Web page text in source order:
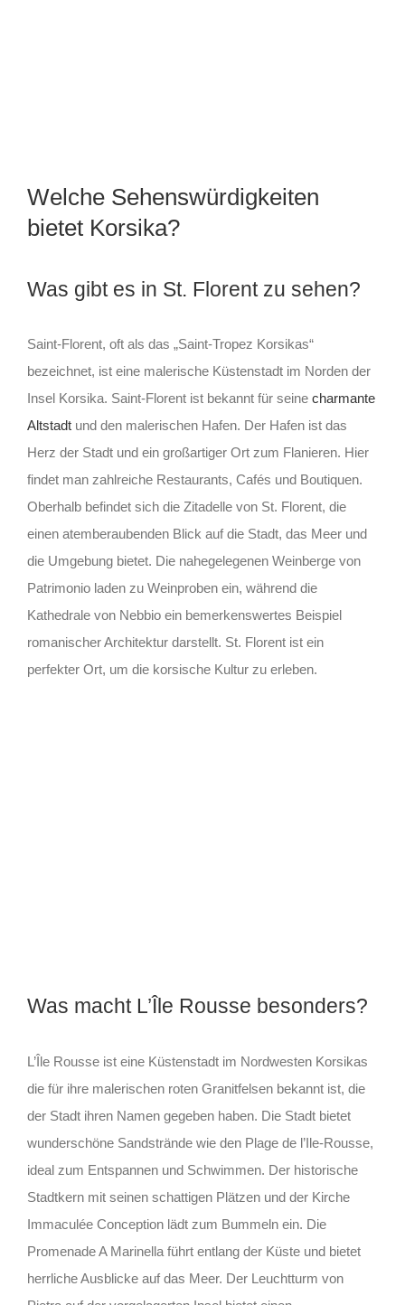
Welche Sehenswürdigkeiten
bietet Korsika?
Was gibt es in St. Florent zu sehen?
Saint-Florent, oft als das „Saint-Tropez Korsikas“
bezeichnet, ist eine malerische Küstenstadt im Norden der
Insel Korsika. Saint-Florent ist bekannt für seine charmante
Altstadtund den malerischen Hafen. Der Hafen ist das
Herz der Stadt und ein großartiger Ort zum Flanieren. Hier
findet man zahlreiche Restaurants, Cafés und Boutiquen.
Oberhalb befindet sich die Zitadelle von St. Florent, die
einen atemberaubenden Blick auf die Stadt, das Meer und
die Umgebung bietet. Die nahegelegenen Weinberge von
Patrimonio laden zu Weinproben ein, während die
Kathedrale von Nebbio ein bemerkenswertes Beispiel
romanischer Architektur darstellt. St. Florent ist ein
perfekter Ort, um die korsische Kultur zu erleben.
Was macht L’Île Rousse besonders?
L’Île Rousse ist eine Küstenstadt im Nordwesten Korsikas
die für ihre malerischen roten Granitfelsen bekannt ist, die
der Stadt ihren Namen gegeben haben. Die Stadt bietet
wunderschöne Sandstrände wie den Plage de l’Ile-Rousse,
ideal zum Entspannen und Schwimmen. Der historische
Stadtkern mit seinen schattigen Plätzen und der Kirche
Immaculée Conception lädt zum Bummeln ein. Die
Promenade A Marinella führt entlang der Küste und bietet
herrliche Ausblicke auf das Meer. Der Leuchtturm von